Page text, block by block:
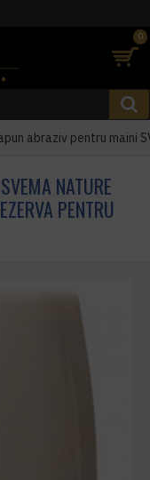
0
abraziv pentru maini
NATURE
PENTRU